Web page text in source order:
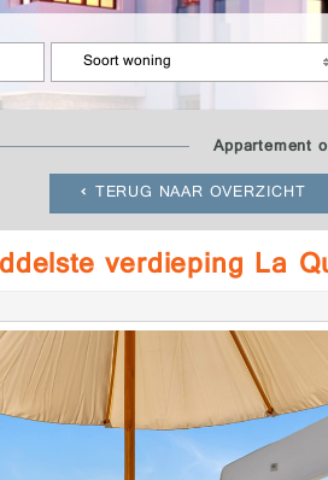
Soort woning
Appartement
TERUG NAAR OVERZICHT
verdieping La